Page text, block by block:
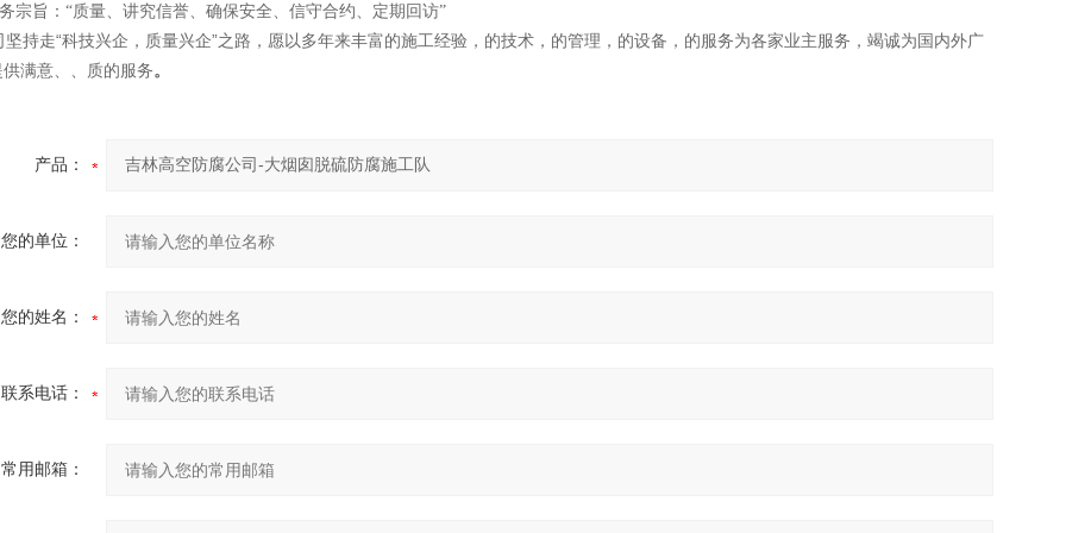
旨：“质量、讲究信誉、确保安全、信守合约、定期回访”
坚持走“科技兴企，质量兴企”之路，愿以多年来丰富的施工经验，的技术，的管理，的设备，的服务为各家业主服务，竭诚为国内外广
满意、、质的服务。
产品：
您的单位：
您的姓名：
联系电话：
常用邮箱：